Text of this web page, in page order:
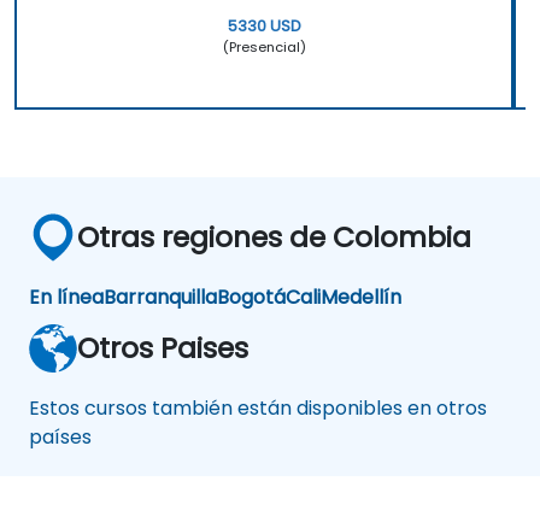
5330 USD
(Presencial)
Otras regiones de Colombia
En líneaBarranquillaBogotáCaliMedellín
Otros Paises
Estos cursos también están disponibles en otros
países